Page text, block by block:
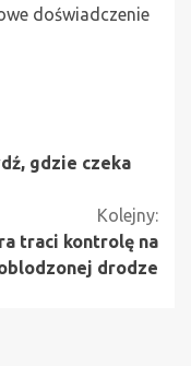
doświadczenie
gdzie czeka
Kolejny:
traci kontrolę na
drodze